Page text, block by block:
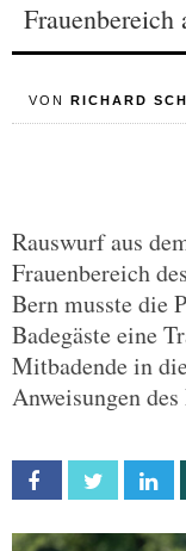
Frauenbereich
VON RICHARD
Rauswurf aus
Frauenbereich
Bern musste die
Badegäste eine
Mitbadende in
Anweisungen
Facebook Twitter